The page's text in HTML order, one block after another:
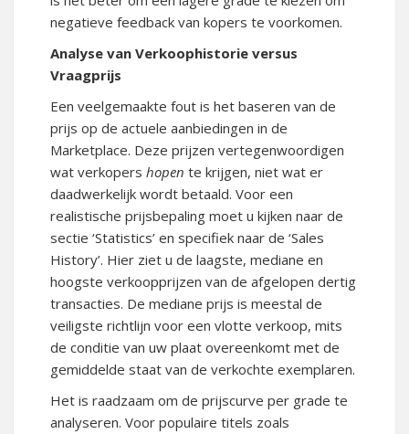
negatieve feedback van kopers te voorkomen.
Analyse van Verkoophistorie versus
Vraagprijs
Een veelgemaakte fout is het baseren van de
prijs op de actuele aanbiedingen in de
Marketplace. Deze prijzen vertegenwoordigen
wat verkopers hopen te krijgen, niet wat er
daadwerkelijk wordt betaald. Voor een
realistische prijsbepaling moet u kijken naar de
sectie ‘Statistics’ en specifiek naar de ‘Sales
History’. Hier ziet u de laagste, mediane en
hoogste verkoopprijzen van de afgelopen dertig
transacties. De mediane prijs is meestal de
veiligste richtlijn voor een vlotte verkoop, mits
de conditie van uw plaat overeenkomt met de
gemiddelde staat van de verkochte exemplaren.
Het is raadzaam om de prijscurve per grade te
analyseren. Voor populaire titels zoals